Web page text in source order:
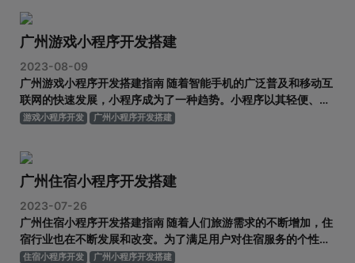
和完善的产业链条，成为了国内电商小程序开发搭建的重要集聚
地。 广州电商小程
广州游戏小程序开发搭建
2023-08-09
广州游戏小程序开发搭建指南 随着智能手机的广泛普及和移动互
联网的快速发展，小程序成为了一种趋势。小程序以其轻便、便
利和功能丰富的特点，受到了很多企业和开发者的青睐。而在广
序的开发搭建也成为了一个热门话题。本文将为大家分享一些关
于广州游戏小程序开
游戏小程序开发 广州小程序开发搭建
广州住宿小程序开发搭建
2023-07-26
广州住宿小程序开发搭建指南 随着人们旅游需求的不断增加，住
宿行业也在不断发展和改变。为了满足用户对住宿服务的个性化
需求，越来越多的企业开始开发住宿类小程序。广州作为中国一
住宿小程序开发 广州小程序开发搭建